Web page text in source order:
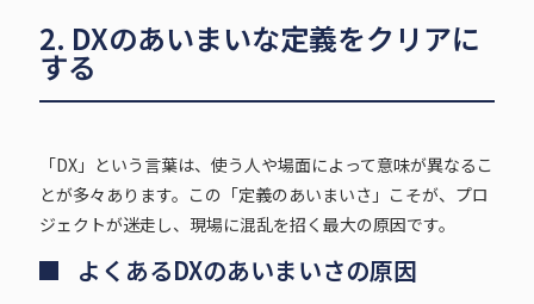
2. DXのあいまいな定義をクリアに
する
「DX」という言葉は、使う人や場面によって意味が異なるこ
とが多々あります。この「定義のあいまいさ」こそが、プロ
ジェクトが迷走し、現場に混乱を招く最大の原因です。
よくあるDXのあいまいさの原因